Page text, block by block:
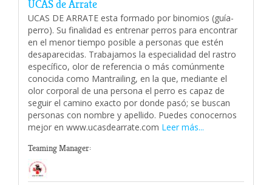
UCAS de Arrate
UCAS DE ARRATE esta formado por binomios (guía-
perro). Su finalidad es entrenar perros para encontrar
en el menor tiempo posible a personas que estén
desaparecidas. Trabajamos la especialidad del rastro
específico, olor de referencia o más comúnmente
conocida como Mantrailing, en la que, mediante el
olor corporal de una persona el perro es capaz de
seguir el camino exacto por donde pasó; se buscan
personas con nombre y apellido. Puedes conocernos
mejor en www.ucasdearrate.com Leer más...
Teaming Manager: